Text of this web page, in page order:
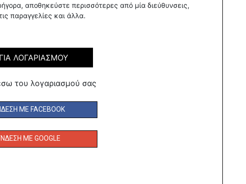
αποθηκεύστε περισσότερες από μία διεύθυνσεις,
παραγγελίες και άλλα.
ΛΟΓΑΡΙΑΣΜΟΥ
του λογαριασμού σας
ΜΕ FACEBOOK
ΜΕ GOOGLE